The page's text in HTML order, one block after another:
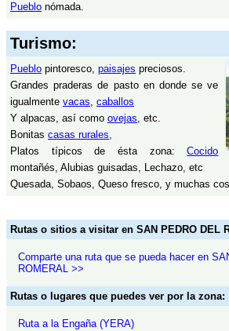
Pueblo nómada.
Turismo:
Pueblo pintoresco, paisajes preciosos.
Grandes praderas de pasto en donde se ve
igualmente vacas, caballos
Y alpacas, así como ovejas, etc.
Bonitas casas rurales,
Platos típicos de ésta zona:Cocido
montañés, Alubias guisadas, Lechazo, etc
Quesada, Sobaos, Queso fresco, y muchas
Rutas o sitios a visitar en SAN PEDRO DEL
Comparte una ruta que se pueda hacer en
ROMERAL >>
Rutas o lugares que puedes ver por la zona:
Ruta a la Engaña (YERA)